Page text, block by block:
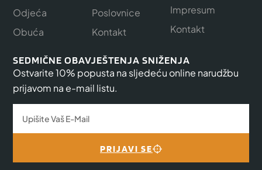
Odjeća
Obuća
Poslovnice
Kontakt
Impresum
Kontakt
SEDMIČNE OBAVJEŠTENJA SNIŽENJA
Ostvarite 10% popusta na sljedeću online narudžbu
prijavom na e-mail listu.
PRIJAVI SE